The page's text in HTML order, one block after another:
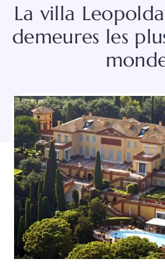
La villa
demeures les